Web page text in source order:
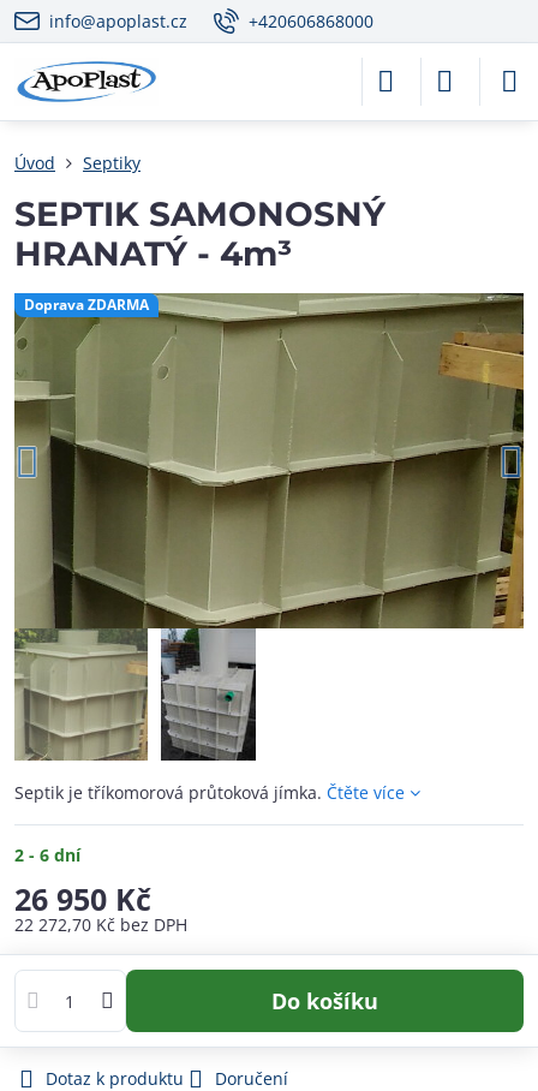
info@apoplast.cz +420606868000
Doprava ZDARMA
Úvod Septiky
SEPTIK SAMONOSNÝ
HRANATÝ - 4m³
Septik je tříkomorová průtoková jímka. Čtěte více
2 - 6 dní
26 950 Kč
22 272,70 Kč bez DPH
Do košíku
Dotaz k produktu
Doručení